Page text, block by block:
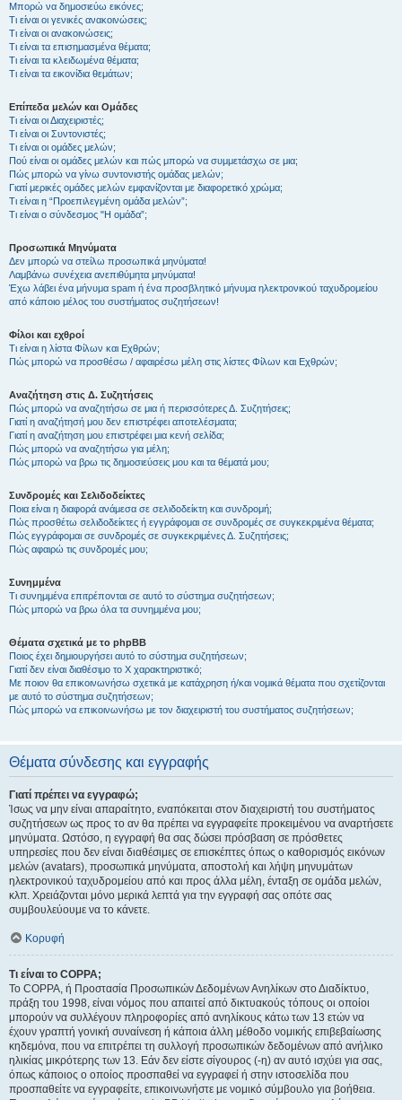
Μπορώ να δημοσιεύω εικόνες;
Τι είναι οι γενικές ανακοινώσεις;
Τι είναι οι ανακοινώσεις;
Τι είναι τα επισημασμένα θέματα;
Τι είναι τα κλειδωμένα θέματα;
Τι είναι τα εικονίδια θεμάτων;
Επίπεδα μελών και Ομάδες
Τι είναι οι Διαχειριστές;
Τι είναι οι Συντονιστές;
Τι είναι οι ομάδες μελών;
Πού είναι οι ομάδες μελών και πώς μπορώ να συμμετάσχω σε μια;
Πώς μπορώ να γίνω συντονιστής ομάδας μελών;
Γιατί μερικές ομάδες μελών εμφανίζονται με διαφορετικό χρώμα;
Τι είναι η “Προεπιλεγμένη ομάδα μελών”;
Τι είναι ο σύνδεσμος "Η ομάδα”;
Προσωπικά Μηνύματα
Δεν μπορώ να στείλω προσωπικά μηνύματα!
Λαμβάνω συνέχεια ανεπιθύμητα μηνύματα!
Έχω λάβει ένα μήνυμα spam ή ένα προσβλητικό μήνυμα ηλεκτρονικού ταχυδρομείου
από κάποιο μέλος του συστήματος συζητήσεων!
Φίλοι και εχθροί
Τι είναι η λίστα Φίλων και Εχθρών;
Πώς μπορώ να προσθέσω / αφαιρέσω μέλη στις λίστες Φίλων και Εχθρών;
Αναζήτηση στις Δ. Συζητήσεις
Πώς μπορώ να αναζητήσω σε μια ή περισσότερες Δ. Συζητήσεις;
Γιατί η αναζήτησή μου δεν επιστρέφει αποτελέσματα;
Γιατί η αναζήτηση μου επιστρέφει μια κενή σελίδα;
Πώς μπορώ να αναζητήσω για μέλη;
Πώς μπορώ να βρω τις δημοσιεύσεις μου και τα θέματά μου;
Συνδρομές και Σελιδοδείκτες
Ποια είναι η διαφορά ανάμεσα σε σελιδοδείκτη και συνδρομή;
Πώς προσθέτω σελιδοδείκτες ή εγγράφομαι σε συνδρομές σε συγκεκριμένα θέματα;
Πώς εγγράφομαι σε συνδρομές σε συγκεκριμένες Δ. Συζητήσεις;
Πώς αφαιρώ τις συνδρομές μου;
Συνημμένα
Τι συνημμένα επιτρέπονται σε αυτό το σύστημα συζητήσεων;
Πώς μπορώ να βρω όλα τα συνημμένα μου;
Θέματα σχετικά με το phpBB
Ποιος έχει δημιουργήσει αυτό το σύστημα συζητήσεων;
Γιατί δεν είναι διαθέσιμο το Χ χαρακτηριστικό;
Με ποιον θα επικοινωνήσω σχετικά με κατάχρηση ή/και νομικά θέματα που σχετίζονται
με αυτό το σύστημα συζητήσεων;
Πώς μπορώ να επικοινωνήσω με τον διαχειριστή του συστήματος συζητήσεων;
Θέματα σύνδεσης και εγγραφής
Γιατί πρέπει να εγγραφώ;
Ίσως να μην είναι απαραίτητο, εναπόκειται στον διαχειριστή του συστήματος
συζητήσεων ως προς το αν θα πρέπει να εγγραφείτε προκειμένου να αναρτήσετε
μηνύματα. Ωστόσο, η εγγραφή θα σας δώσει πρόσβαση σε πρόσθετες
υπηρεσίες που δεν είναι διαθέσιμες σε επισκέπτες όπως ο καθορισμός εικόνων
μελών (avatars), προσωπικά μηνύματα, αποστολή και λήψη μηνυμάτων
ηλεκτρονικού ταχυδρομείου από και προς άλλα μέλη, ένταξη σε ομάδα μελών,
κλπ. Χρειάζονται μόνο μερικά λεπτά για την εγγραφή σας οπότε σας
συμβουλεύουμε να το κάνετε.
Κορυφή
Τι είναι το COPPA;
Το COPPA, ή Προστασία Προσωπικών Δεδομένων Ανηλίκων στο Διαδίκτυο,
πράξη του 1998, είναι νόμος που απαιτεί από δικτυακούς τόπους οι οποίοι
μπορούν να συλλέγουν πληροφορίες από ανηλίκους κάτω των 13 ετών να
έχουν γραπτή γονική συναίνεση ή κάποια άλλη μέθοδο νομικής επιβεβαίωσης
κηδεμόνα, που να επιτρέπει τη συλλογή προσωπικών δεδομένων από ανήλικο
ηλικίας μικρότερης των 13. Εάν δεν είστε σίγουρος (-η) αν αυτό ισχύει για σας,
όπως κάποιος ο οποίος προσπαθεί να εγγραφεί ή στην ιστοσελίδα που
προσπαθείτε να εγγραφείτε, επικοινωνήστε με νομικό σύμβουλο για βοήθεια.